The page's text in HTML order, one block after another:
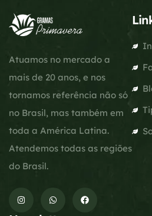
Atuamos no mercado a
mais de 20 anos, e nos
tornamos referência não só
no Brasil, mas também em
toda a América Latina.
Atendemos todas as regiões
do Brasil.